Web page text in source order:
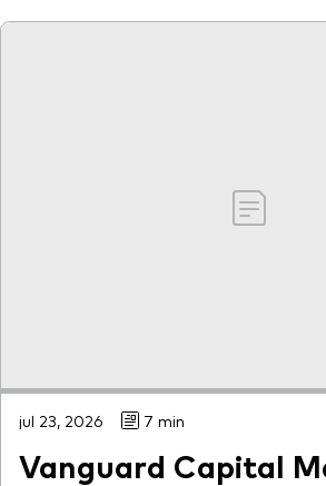
jul 23, 2026 7 min
Vanguard Capital